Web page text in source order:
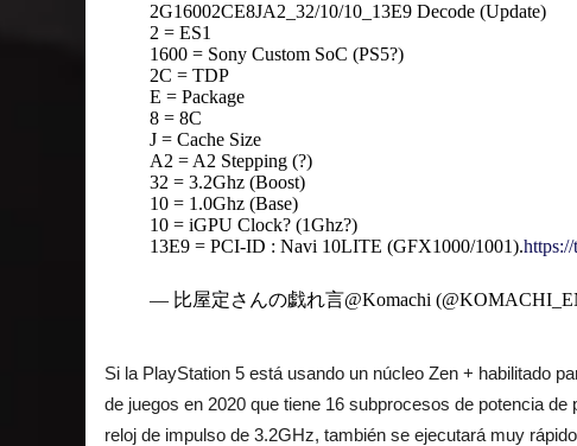
2G16002CE8JA2_32/10/10_13E9 Decode (Update)
2 = ES1
1600 = Sony Custom SoC (PS5?)
2C = TDP
E = Package
8 = 8C
J = Cache Size
A2 = A2 Stepping (?)
32 = 3.2Ghz (Boost)
10 = 1.0Ghz (Base)
10 = iGPU Clock? (1Ghz?)
13E9 = PCI-ID : Navi 10LITE (GFX1000/1001).
— 比屋定さんの戯れ言@Komachi
Si la PlayStation 5 está usando un núcleo Zen + habilitado
de juegos en 2020 que tiene 16 subprocesos de potencia
reloj de impulso de 3.2GHz, también se ejecutará muy